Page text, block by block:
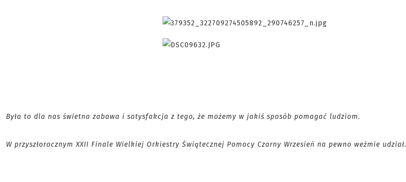
Była to dla nas świetna zabawa i satysfakcja z tego, że możemy w jakiś sposób pomagać ludziom.
W przyszłorocznym XXII Finale Wielkiej Orkiestry Świątecznej Pomocy Czarny Wrzesień na pewno weźmie udział.